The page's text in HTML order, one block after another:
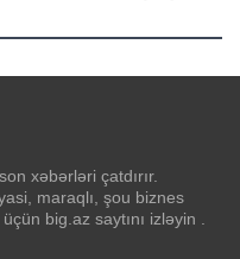
xəbərləri çatdırır.
maraqlı, şou biznes
big.az saytını izləyin .